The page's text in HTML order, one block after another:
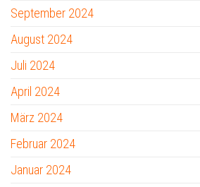
September 2024
August 2024
Juli 2024
April 2024
März 2024
Februar 2024
Januar 2024